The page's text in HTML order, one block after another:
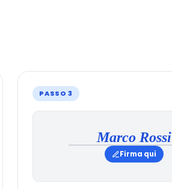
PASSO 3
Marco Rossi
Firma qui